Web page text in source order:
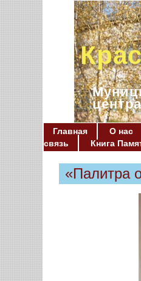
Главная О нас
связь
Книга
«Палитра